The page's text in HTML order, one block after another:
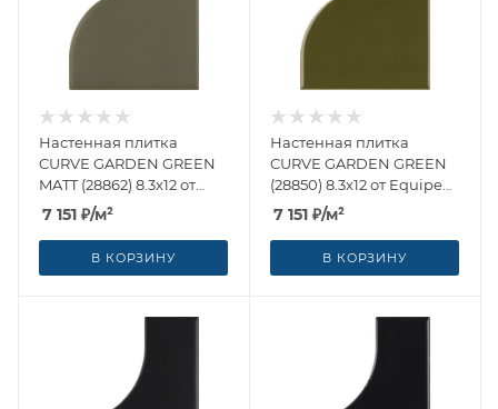
Настенная плитка
CURVE GARDEN GREEN
MATT (28862) 8.3x12 от
Equipe Ceramicas
(Испания)
7 151 ₽/м²
В КОРЗИНУ
Настенная плитка
CURVE GARDEN GREEN
(28850) 8.3x12 от Equipe
Ceramicas (Испания)
7 151 ₽/м²
В КОРЗИНУ